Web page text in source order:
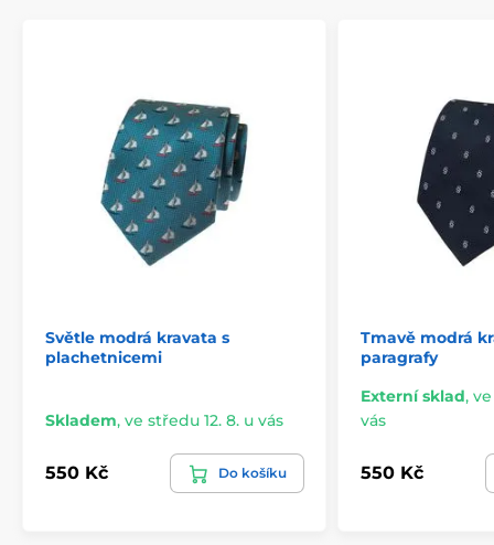
Světle modrá kravata s
plachetnicemi
Skladem, ve středu 12. 8. u vás
550 Kč Do košíku
Tmavě modrá
paragrafy
Externí sklad,
vás
550 Kč